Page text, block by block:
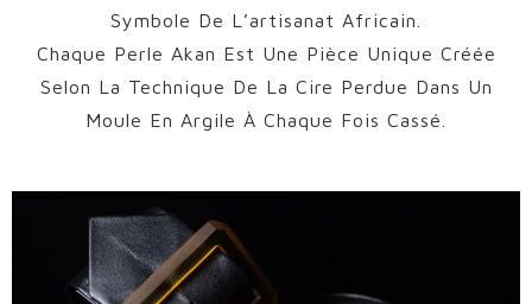
Symbole De L’artisanat Africain.
Chaque Perle Akan Est Une Pièce Unique Créée
Selon La Technique De La Cire Perdue Dans Un
Moule En Argile À Chaque Fois Cassé.